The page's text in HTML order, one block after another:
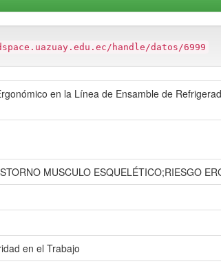
handle/datos/6999
en la Línea de Ensamble de
MUSCULO ESQUELÉTICO;RIESGO
en el Trabajo